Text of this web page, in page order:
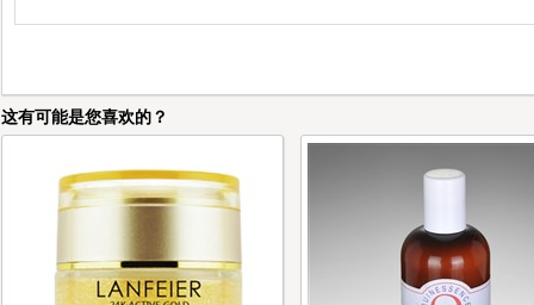
这有可能是您喜欢的？